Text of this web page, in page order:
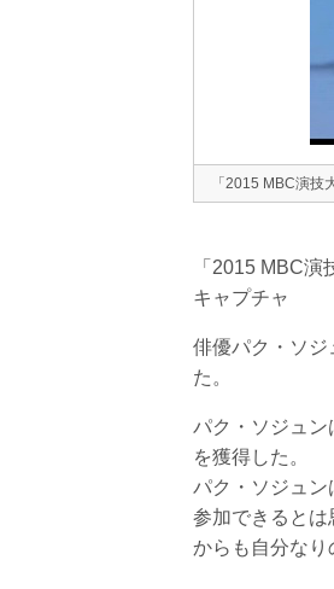
「2015 MBC演
「2015 MBC
キャプチャ
俳優パク・ソジ
た。
パク・ソジュ
を獲得した。
パク・ソジュン
参加できると
からも自分なり